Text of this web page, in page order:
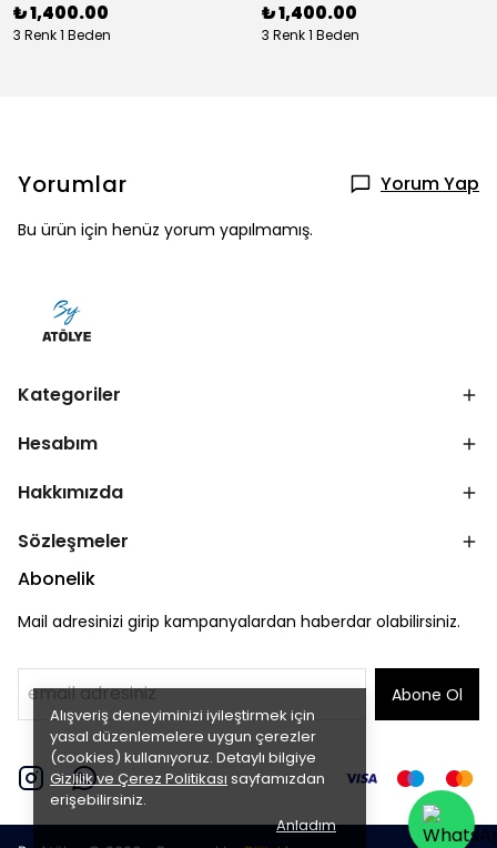
Alışveriş deneyiminizi iyileştirmek için
yasal düzenlemelere uygun çerezler
(cookies) kullanıyoruz. Detaylı bilgiye
Gizlilik ve Çerez Politikası sayfamızdan
erişebilirsiniz.
Anladım
₺ 1,400.00
3 Renk 1 Beden
₺ 1,400.00
3 Renk 1 Beden
Yorumlar Yorum Yap
Bu ürün için henüz yorum yapılmamış.
Kategoriler
Hesabım
Hakkımızda
Sözleşmeler
Abonelik
Mail adresinizi girip kampanyalardan haberdar olabilirsiniz.
Abone Ol